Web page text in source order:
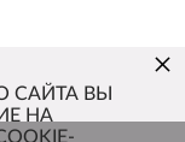
САЙТА ВЫ
НА
×